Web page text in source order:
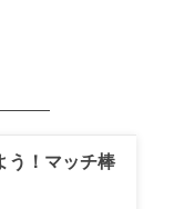
う！マッチ棒